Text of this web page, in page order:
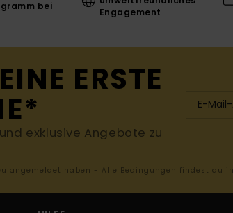
bei
Engagement
ERSTE
exklusive Angebote zu
angemeldet haben - Alle Bedingungen findest du